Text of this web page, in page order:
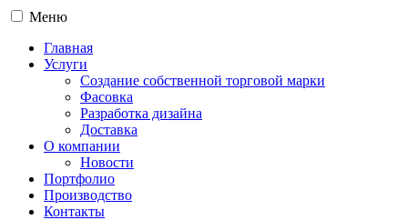
Меню
Главная
Услуги
Создание собственной торговой марки
Фасовка
Разработка дизайна
Доставка
О компании
Новости
Портфолио
Производство
Контакты